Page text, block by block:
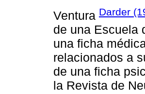
Ventura Darder
de una Escuela
una ficha
relacionados a
de una ficha
la Revista de